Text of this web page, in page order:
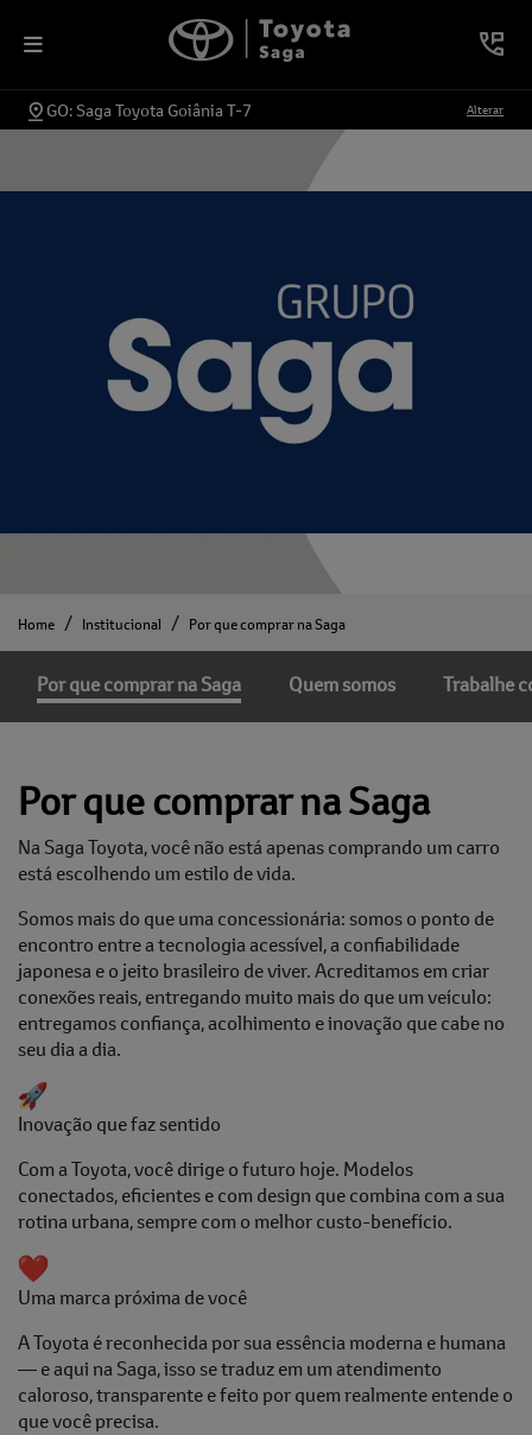
GO: Saga Toyota Goiânia T-7 Alterar
Home Institucional Por que comprar na Saga
Quem somos
Por que comprar na Saga Trabalhe
Por que comprar na Saga
Na Saga Toyota, você não está apenas comprando um carro
está escolhendo um estilo de vida.
Somos mais do que uma concessionária: somos o ponto de
encontro entre a tecnologia acessível, a confiabilidade
japonesa e o jeito brasileiro de viver. Acreditamos em criar
conexões reais, entregando muito mais do que um veículo:
entregamos confiança, acolhimento e inovação que cabe no
seu dia a dia.
Inovação que faz sentido
Com a Toyota, você dirige o futuro hoje. Modelos
conectados, eficientes e com design que combina com a sua
rotina urbana, sempre com o melhor custo-benefício.
Uma marca próxima de você
A Toyota é reconhecida por sua essência moderna e humana
— e aqui na Saga, isso se traduz em um atendimento
caloroso, transparente e feito por quem realmente entende o
que você precisa.